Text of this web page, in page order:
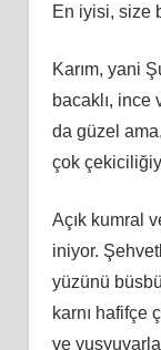
En iyisi, size
Karım, yani
bacaklı, ince
da güzel
çok
Açık kumral
iniyor.
yüzünü
karnı hafifçe
ve